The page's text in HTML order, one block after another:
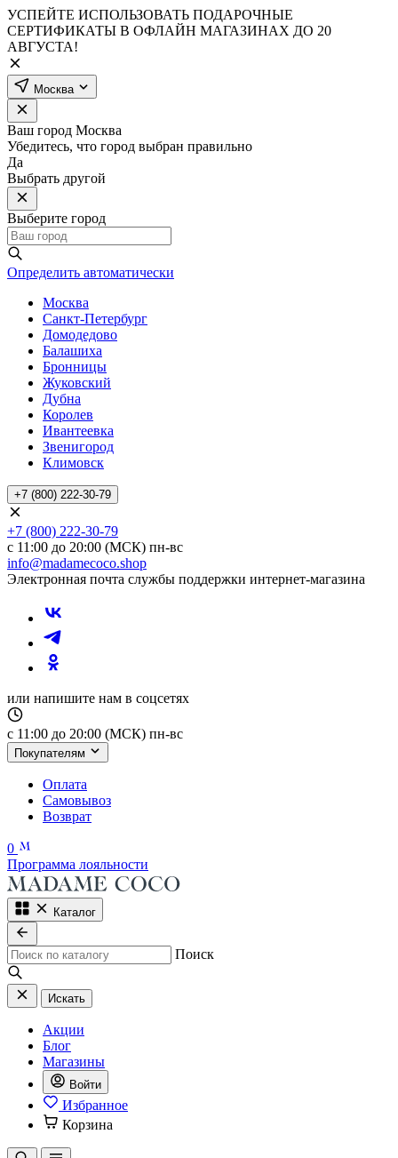
УСПЕЙТЕ ИСПОЛЬЗОВАТЬ ПОДАРОЧНЫЕ
СЕРТИФИКАТЫ В ОФЛАЙН МАГАЗИНАХ ДО 20
АВГУСТА!
Москва
Ваш город Москва
Убедитесь, что город выбран правильно
Да
Выбрать другой
Выберите город
Определить автоматически
Москва
Санкт-Петербург
Домодедово
Балашиха
Бронницы
Жуковский
Дубна
Королев
Ивантеевка
Звенигород
Климовск
+7 (800) 222-30-79
+7 (800) 222-30-79
с 11:00 до 20:00 (МСК) пн-вс
info@madamecoco.shop
Электронная почта службы поддержки интернет-магазина
или напишите нам в соцсетях
с 11:00 до 20:00 (МСК) пн-вс
Покупателям
Оплата
Самовывоз
Возврат
0
Программа лояльности
Каталог
Поиск
Искать
Акции
Блог
Магазины
Войти
Избранное
Корзина